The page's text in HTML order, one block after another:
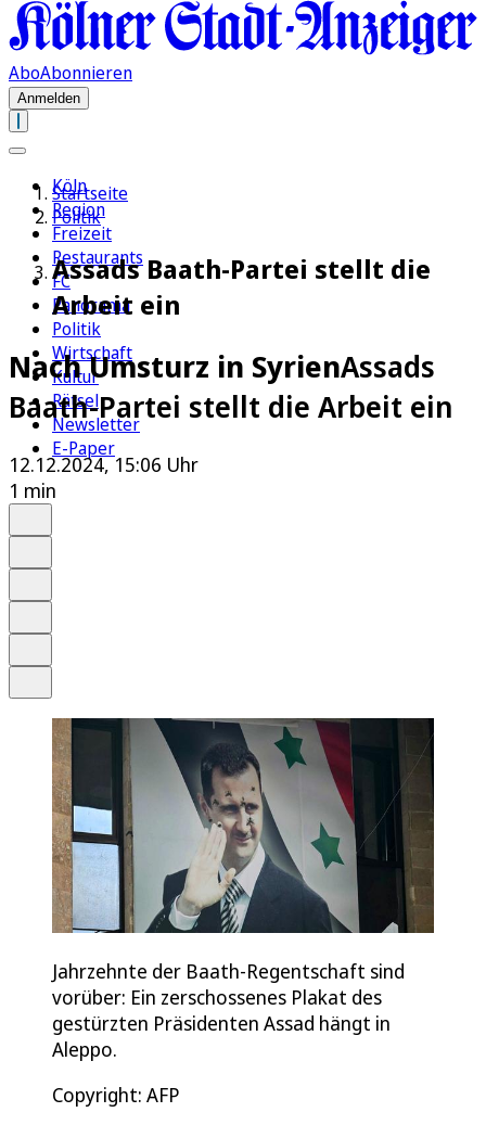
AboAbonnieren
Anmelden
Köln
Region
Freizeit
Restaurants
FC
Panorama
Politik
Wirtschaft
Kultur
Rätsel
Newsletter
E-Paper
Startseite
Politik
Assads Baath-Partei stellt die
Arbeit ein
Nach Umsturz in SyrienAssads
Baath-Partei stellt die Arbeit ein
12.12.2024, 15:06 Uhr
1 min
Jahrzehnte der Baath-Regentschaft sind
vorüber: Ein zerschossenes Plakat des
gestürzten Präsidenten Assad hängt in
Aleppo.
Copyright: AFP